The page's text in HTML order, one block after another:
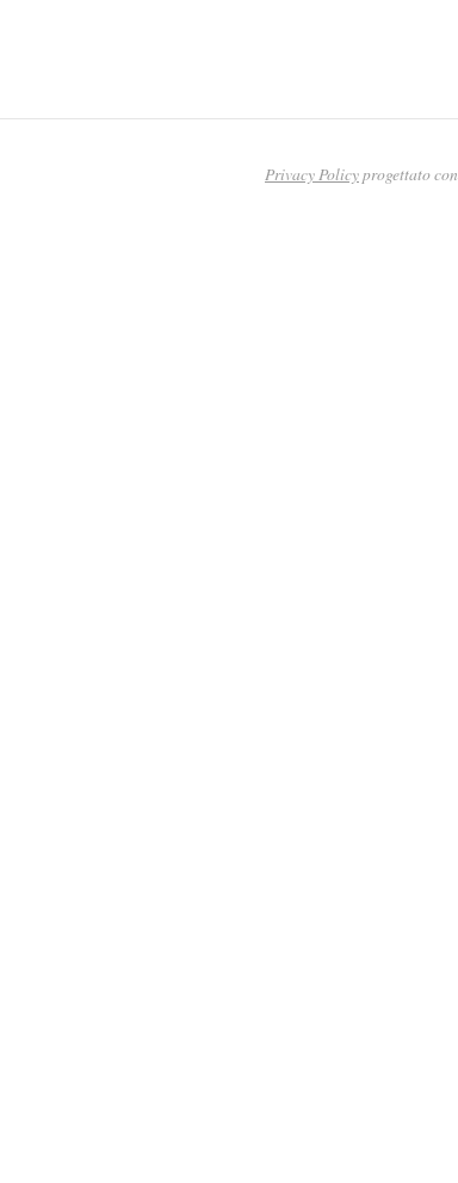
Privacy Policyprogettato con